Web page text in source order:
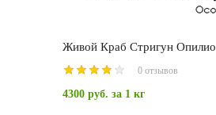
Живой Краб Стригун Опилио
0 отзывов
4300 руб. за 1 кг